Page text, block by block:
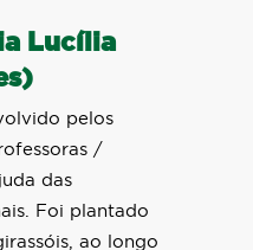
Lucília
pelos
/
das
Foi plantado
ao longo